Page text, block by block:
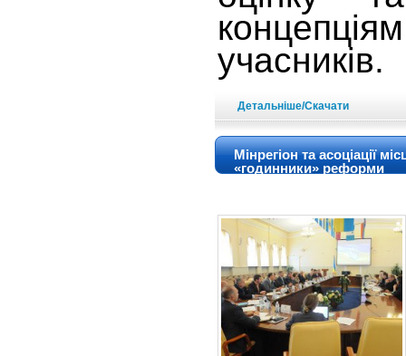
учасників.
Детальніше/Скачати
Мінрегіон та асоціації
«годинники» реформи